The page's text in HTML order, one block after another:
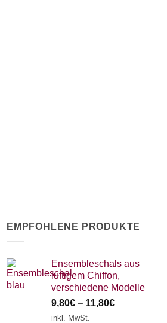
EMPFOHLENE PRODUKTE
Ensembleschals aus
luftigem Chiffon,
verschiedene Modelle
9,80€ – 11,80€
inkl. MwSt.